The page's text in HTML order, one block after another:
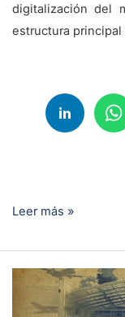
digitalización del
estructura
Leer más »
puede